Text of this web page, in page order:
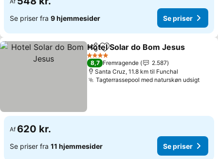
Se priser fra 9 hjemmesider Se priser
Del Føj til favoritter
Hotel Solar do Bom Jesus
4 Stjerner
8,7 Fremragende
2.587
Santa Cruz, 11.8 km til Funchal
Tagterrassepool med naturskøn udsigt
Af 620 kr.
Se priser fra 11 hjemmesider Se priser